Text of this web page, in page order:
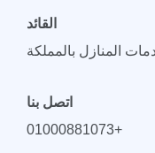
القائد
المنازل بالمملكة
اتصل بنا
+01000881073